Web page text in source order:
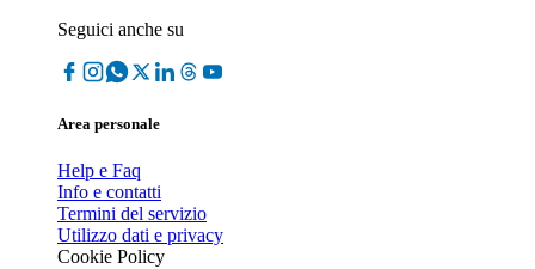
Seguici anche su
Area personale
Help e Faq
Info e contatti
Termini del servizio
Utilizzo dati e privacy
Cookie Policy